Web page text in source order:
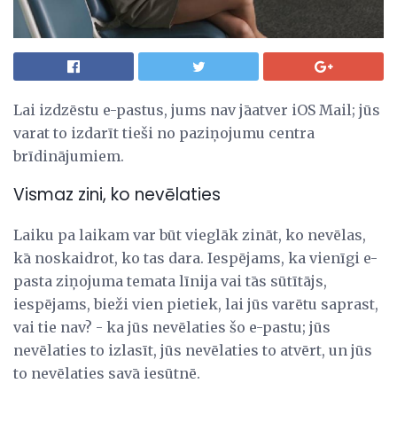
Lai izdzēstu e-pastus, jums nav jāatver iOS Mail; jūs
varat to izdarīt tieši no paziņojumu centra
brīdinājumiem.
Vismaz zini, ko nevēlaties
Laiku pa laikam var būt vieglāk zināt, ko nevēlas,
kā noskaidrot, ko tas dara. Iespējams, ka vienīgi e-
pasta ziņojuma temata līnija vai tās sūtītājs,
iespējams, bieži vien pietiek, lai jūs varētu saprast,
vai tie nav? - ka jūs nevēlaties šo e-pastu; jūs
nevēlaties to izlasīt, jūs nevēlaties to atvērt, un jūs
to nevēlaties savā iesūtnē.